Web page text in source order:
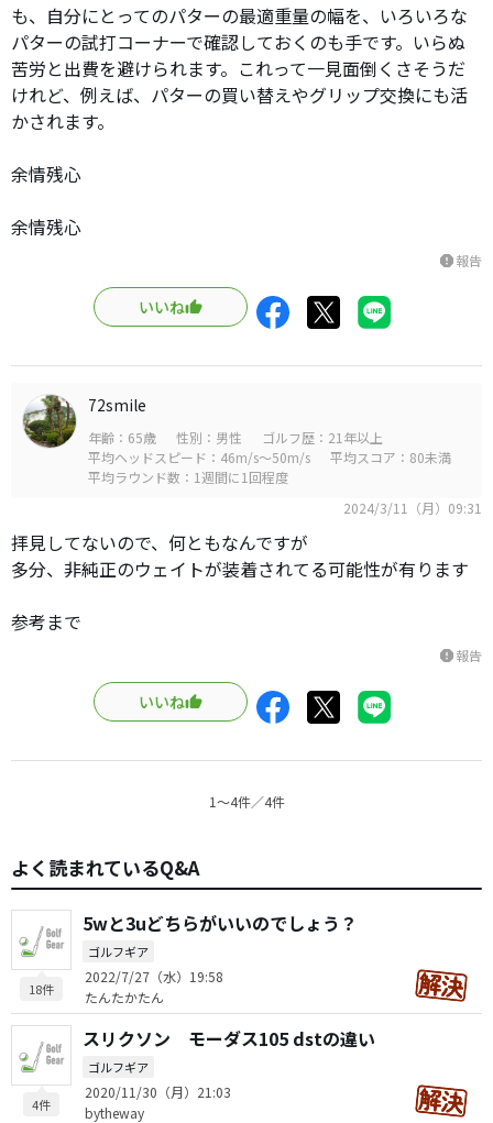
も、自分にとってのパターの最適重量の幅を、いろいろな
パターの試打コーナーで確認しておくのも手です。いらぬ
苦労と出費を避けられます。これって一見面倒くさそうだ
けれど、例えば、パターの買い替えやグリップ交換にも活
かされます。
余情残心
余情残心
report報告
いいね
72smile
年齢：65歳 性別：男性
ゴルフ歴：21年以上
平均ヘッドスピード：46m/s～50m/s
平均スコア：80未満
平均ラウンド数：1週間に1回程度
2024/3/11（月）09:31
拝見してないので、何ともなんですが
多分、非純正のウェイトが装着されてる可能性が有ります
参考まで
report報告
いいね
1〜4件／4件
よく読まれているQ&A
18件
5wと3uどちらがいいのでしょう？
ゴルフギア
2022/7/27（水）19:58
たんたかたん
4件
スリクソン モーダス105 dstの違い
ゴルフギア
2020/11/30（月）21:03
bytheway